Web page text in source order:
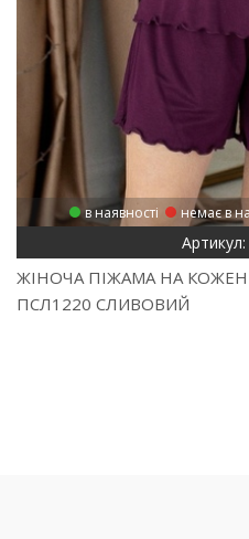
в наявності немає в
ЖІНОЧА ПІЖАМА НА
ПСЛ1220 СЛИВОВИЙ